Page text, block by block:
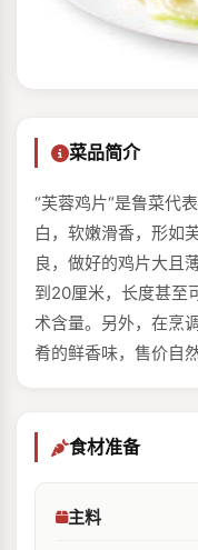
菜品简介
“芙蓉鸡片“是鲁菜代
白，软嫩滑香，形如
良，做好的鸡片大且
到20厘米，长度甚至
术含量。另外，在烹
肴的鲜香味，售价自
食材准备
主料